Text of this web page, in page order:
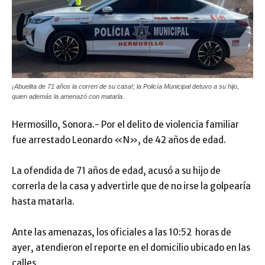
¡Abuelita de 71 años la corren de su casa!; la Policía Municipal detuvo a su hijo,
quien además la amenazó con matarla.
Hermosillo, Sonora.- Por el delito de violencia familiar
fue arrestado Leonardo «N», de 42 años de edad.
La ofendida de 71 años de edad, acusó a su hijo de
correrla de la casa y advertirle que de no irse la golpearía
hasta matarla.
Ante las amenazas, los oficiales a las 10:52 horas de
ayer, atendieron el reporte en el domicilio ubicado en las
calles